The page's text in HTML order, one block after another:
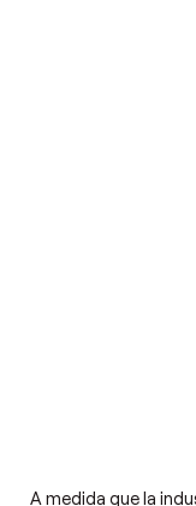
A medida que la